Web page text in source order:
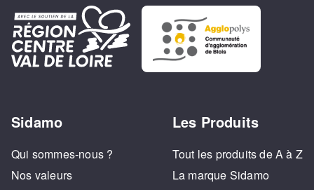
Sidamo
Qui sommes-nous ?
Nos valeurs
Les Produits
Tout les produits de A à Z
La marque Sidamo